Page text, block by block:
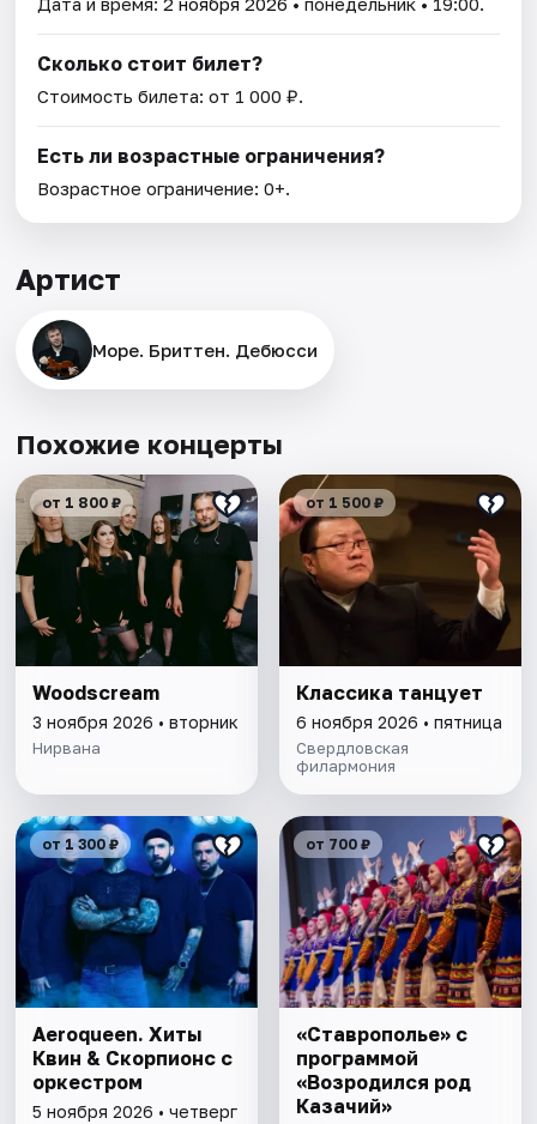
Сколько стоит билет?
Стоимость билета: от 1 000 ₽.
Есть ли возрастные ограничения?
Возрастное ограничение: 0+.
Артист
Море. Бриттен. Дебюсси
Похожие концерты
от 1 800 ₽
Woodscream
3 ноября 2026 • вторник
Нирвана
от 1 500 ₽
Классика танцует
6 ноября 2026 • пятница
Свердловская
филармония
от 1 300 ₽
Aeroqueen. Хиты
Квин & Скорпионс с
оркестром
5 ноября 2026 • четверг
от 700 ₽
«Ставрополье» с
программой
«Возродился род
Казачий»